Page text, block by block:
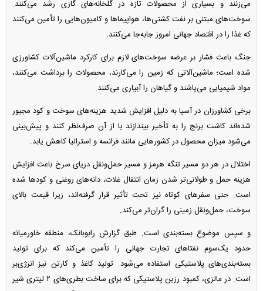
می‌زنند و بسیاری از محصولات تازه در گلخانه‌های گازی رشد می‌کنند.
سوخت‌های مبتنی بر نفت کشتی‌ها، هواپیماها و کامیون‌هایی را تأمین می‌کنند
که غذا را در اقتصاد جهانی امروز جابه‌جا می‌کنند.
جنگ باعث فشار بر عرضه سوخت‌های لازم برای کارکرد ماشین‌آلات کشاورزی
شده است؛ ماشین‌آلاتی که زمین را می‌کارند، محصولات را برداشت می‌کنند،
مواد شیمیایی می‌پاشند و گیاهان را آبیاری می‌کنند.
برخی کشاورزان در آسیا به دلیل افزایش شدید هزینه‌های سوخت و کود مجبور
شده‌اند کاشت برنج را به تأخیر بیندازند یا از آن صرف‌نظر کنند و پیش‌بینی
می‌شود میزان محصول در کشورهایی مانند فرانسه و استرالیا کاهش یابد.
اختلال در هر دو مسیر تنگه هرمز و مسیر حمل‌ونقل دریای سرخ باعث افزایش
هزینه حمل و طولانی‌تر شدن زمان انتقال غلات، دانه‌های روغنی و کودها شده
است. حتی سفرهای کوتاه نیز تحت تأثیر قرار گرفته‌اند، زیرا قیمت بالای
سوخت، حمل‌ونقل زمینی را گران‌تر می‌کند.
و سپس موضوع بسته‌بندی است. طبق گزارش رابوبانک، منطقه خاورمیانه
حدود یک‌سوم نفتاهای تجارت جهانی را تأمین می‌کند که برای تولید
بسته‌بندی‌های پلاستیکی استفاده می‌شود. تولید کاغذ و کارتن نیز انرژی‌بر
است. در مالزی، کمبود رزین پلاستیکی که برای ساخت بطری‌های ۲ لیتری شیر